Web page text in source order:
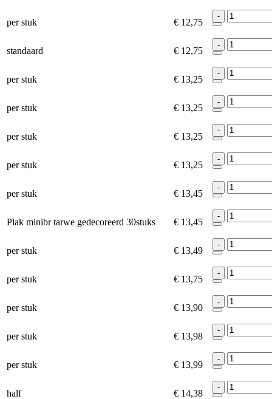
per stuk € 12,75
-
standaard € 12,75
-
per stuk € 13,25
-
per stuk € 13,25
-
per stuk € 13,25
-
per stuk € 13,25
-
per stuk € 13,45
-
Plak minibr tarwe gedecoreerd 30stuks € 13,45
-
per stuk € 13,49
-
per stuk € 13,75
-
per stuk € 13,90
-
per stuk € 13,98
-
per stuk € 13,99
-
half € 14,38
-